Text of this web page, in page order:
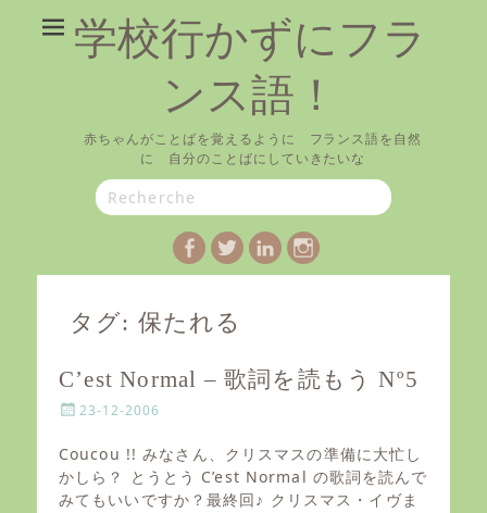
学校行かずにフラ
ンス語！
赤ちゃんがことばを覚えるように フランス語を自然
に 自分のことばにしていきたいな
Search
for:
Facebook
TwitterLinkedIn
Instagram
タグ: 保たれる
C’est Normal – 歌詞を読もう Nº5
P
s
t
e
d
23-12-2006
Coucou !! みなさん、クリスマスの準備に大忙し
かしら？ とうとう C’est Normal の歌詞を読んで
みてもいいですか？最終回♪ クリスマス・イヴま